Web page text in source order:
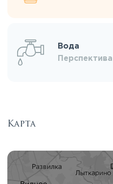
Вода
Перспектива
Карта